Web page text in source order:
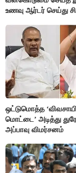
உணவு ஆர்டர் செய்து
ஒட்டுமொத்த
மொட்டை’ அடித்து
அப்பாவு விமர்சனம்